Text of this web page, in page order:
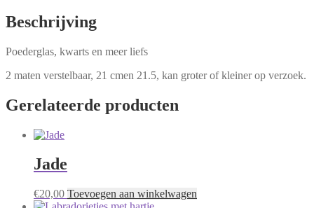
Beschrijving
Poederglas, kwarts en meer liefs
2 maten verstelbaar, 21 cmen 21.5, kan groter of kleiner op verzoek.
Gerelateerde producten
Jade
€20,00 Toevoegen aan winkelwagen